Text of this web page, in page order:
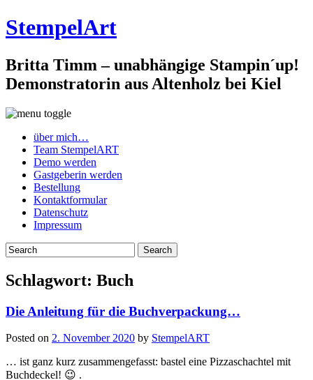
StempelArt
Britta Timm – unabhängige Stampin´up!
Demonstratorin aus Altenholz bei Kiel
über mich…
Team StempelART
Demo werden
Gastgeberin werden
Bestellung
Kontaktformular
Datenschutz
Impressum
Schlagwort: Buch
Die Anleitung für die Buchverpackung…
Posted on 2. November 2020 by StempelART
… ist ganz kurz zusammengefasst: bastel eine Pizzaschachtel mit
Buchdeckel! 😉 .